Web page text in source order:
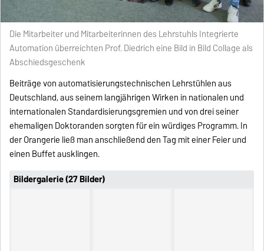
Die Mitarbeiter und Mitarbeiterinnen des Lehrstuhls Integrierte
Automation überreichten Prof. Diedrich eine Bild in Bild Collage als
Abschiedsgeschenk
Beiträge von automatisierungstechnischen Lehrstühlen aus
Deutschland, aus seinem langjährigen Wirken in nationalen und
internationalen Standardisierungsgremien und von drei seiner
ehemaligen Doktoranden sorgten für ein würdiges Programm. In
der Orangerie ließ man anschließend den Tag mit einer Feier und
einen Buffet ausklingen.
Bildergalerie (27 Bilder)